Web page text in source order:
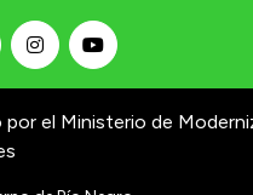
por el Ministerio de